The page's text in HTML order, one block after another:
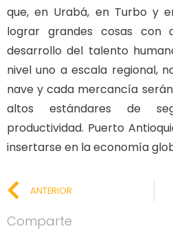
que, en Urabá, en Turbo y
lograr grandes cosas con
desarrollo del talento
nivel uno a escala regional,
nave y cada mercancía
altos estándares de
productividad. Puerto
insertarse en la economía
ANTERIOR
Comparte